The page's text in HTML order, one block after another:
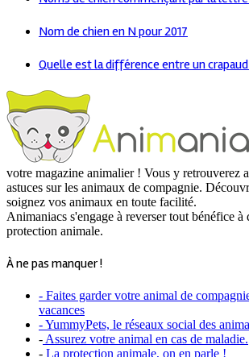
Nom de chien en N pour 2017
Quelle est la différence entre un
votre magazine animalier ! Vous y retrouverez
astuces sur les animaux de compagnie.
soignez vos animaux en toute facilité.
Animaniacs s'engage à reverser tout bénéfice à
protection animale.
À ne pas manquer !
- Faites garder votre animal de
vacances
- YummyPets, le réseaux social des
- Assurez votre animal en cas de maladie.
- La protection animale, on en parle !